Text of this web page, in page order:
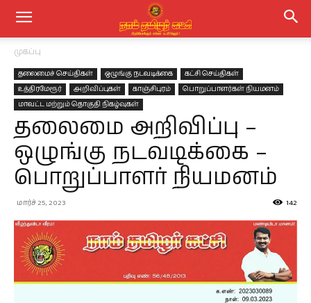
முகப்பு
தலைமைச் செய்திகள் ஒழுங்கு நடவடிக்கை
கட்சி செய்திகள்
உத்திரமேரூர்
அறிவிப்புகள் காஞ்சிபுரம்
பொறுப்பாளர்கள் நியமனம்
மாவட்ட மற்றும் தொகுதி நிகழ்வுகள்
தலைமை அறிவிப்பு –
ஒழுங்கு நடவடிக்கை –
பொறுப்பாளர் நியமனம்
மார்ச் 25, 2023 142